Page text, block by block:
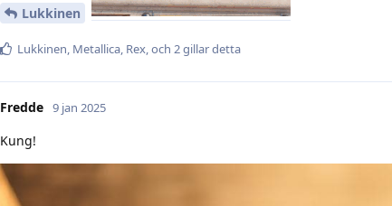
Lukkinen
Lukkinen Metallica Rex , och 2gillar detta
Fredde 9 jan 2025
Kung!